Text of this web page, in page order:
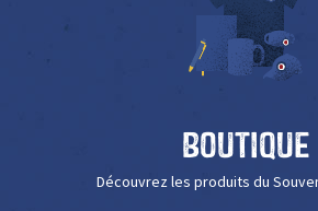
Boutique
Découvrez les produits du